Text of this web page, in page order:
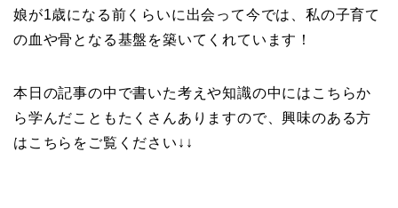
娘が1歳になる前くらいに出会って今では、私の子育て
の血や骨となる基盤を築いてくれています！
本日の記事の中で書いた考えや知識の中にはこちらか
ら学んだこともたくさんありますので、興味のある方
はこちらをご覧ください↓↓